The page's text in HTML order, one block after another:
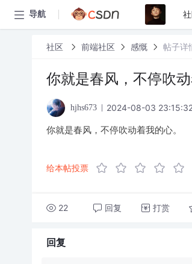
导航
社区 前端社区 感慨 帖子详
你就是春风，不停吹动
hjhs673 2024-08-03
你就是春风，不停吹动着我的心。
给本帖投票
22 回复 打赏
回复